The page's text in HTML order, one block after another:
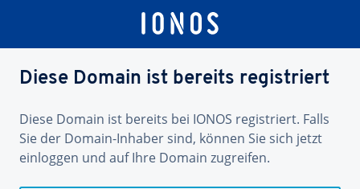
Diese Domain ist bereits registriert
Diese Domain ist bereits bei IONOS registriert. Falls
Sie der Domain-Inhaber sind, können Sie sich jetzt
einloggen und auf Ihre Domain zugreifen.